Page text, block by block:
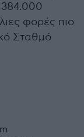
φορές πιο
Σταθμό